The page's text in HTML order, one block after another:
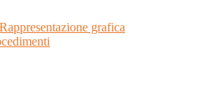
Rappresentazione grafica